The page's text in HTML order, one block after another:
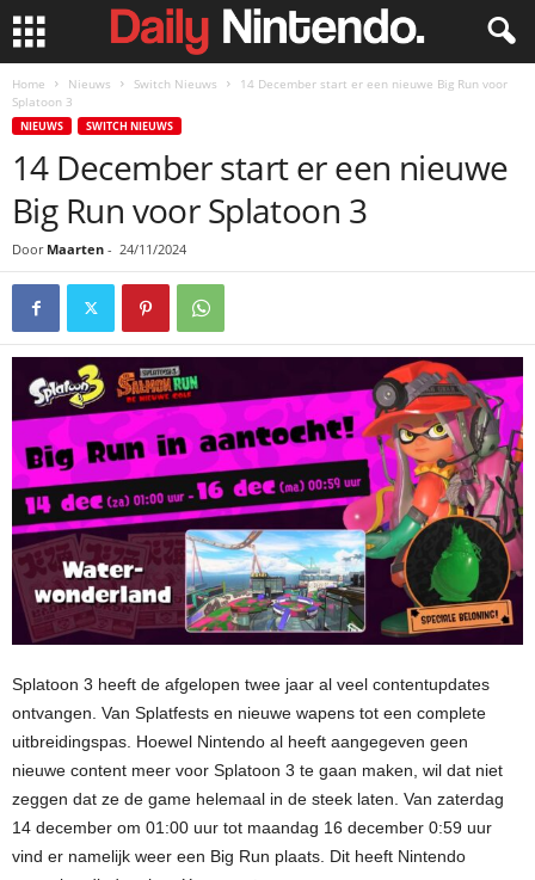
Home Nieuws Switch Nieuws
14 December start er een nieuwe Big Run voor
Splatoon 3
NIEUWS SWITCH NIEUWS
14 December start er een nieuwe
Big Run voor Splatoon 3
Door Maarten - 24/11/2024
Splatoon 3 heeft de afgelopen twee jaar al veel contentupdates
ontvangen. Van Splatfests en nieuwe wapens tot een complete
uitbreidingspas. Hoewel Nintendo al heeft aangegeven geen
nieuwe content meer voor Splatoon 3 te gaan maken, wil dat niet
zeggen dat ze de game helemaal in de steek laten. Van zaterdag
14 december om 01:00 uur tot maandag 16 december 0:59 uur
vind er namelijk weer een Big Run plaats. Dit heeft Nintendo